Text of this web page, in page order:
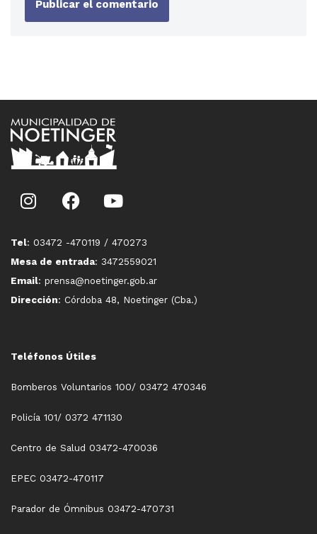
Tel: 03472 -470119 / 470273
Mesa de entrada: 3472559021
Email: prensa@noetinger.gob.ar
Dirección: Córdoba 48, Noetinger (Cba.)
Teléfonos Útiles
Bomberos Voluntarios 100/ 03472 470346
Policía 101/ 0372 471130
Centro de Salud 03472-470036
EPEC 03472-470117
Parador de Ómnibus 03472-470731